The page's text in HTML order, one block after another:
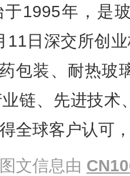
于1995年，是
11日深交所创
包装、耐热玻
链、先进技术
全球客户认可
文信息由